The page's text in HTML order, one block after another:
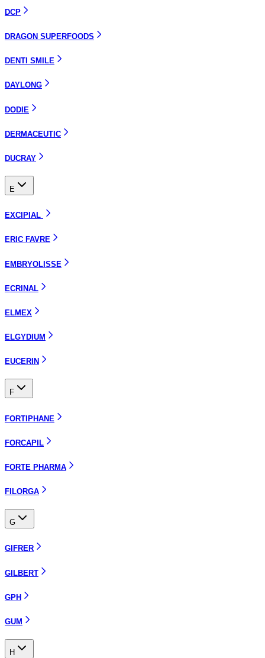
DCP
DRAGON SUPERFOODS
DENTI SMILE
DAYLONG
DODIE
DERMACEUTIC
DUCRAY
E
EXCIPIAL
ERIC FAVRE
EMBRYOLISSE
ECRINAL
ELMEX
ELGYDIUM
EUCERIN
F
FORTIPHANE
FORCAPIL
FORTE PHARMA
FILORGA
G
GIFRER
GILBERT
GPH
GUM
H